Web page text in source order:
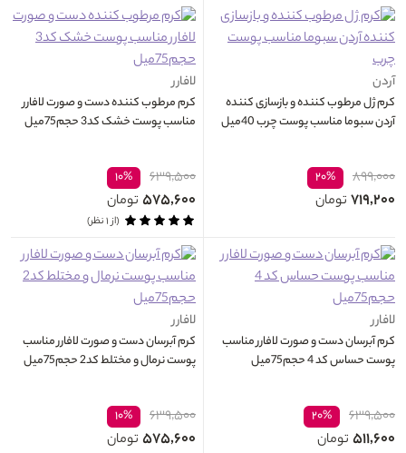
آردن
کرم ژل مرطوب کننده و بازسازی کننده
آردن سبوما مناسب پوست چرب 40میل
۸۹۹,۰۰۰ ۲۰%
۷۱۹,۲۰۰ تومان
لافارر
کرم مرطوب کننده دست و صورت لافارر
مناسب پوست خشک کد3 حجم75میل
۶۳۹,۵۰۰ ۱۰%
۵۷۵,۶۰۰ تومان
(از ۱ نظر)
لافارر
کرم آبرسان دست و صورت لافارر مناسب
پوست حساس کد 4 حجم75میل
۶۳۹,۵۰۰ ۲۰%
۵۱۱,۶۰۰ تومان
لافارر
کرم آبرسان دست و صورت لافارر مناسب
پوست نرمال و مختلط کد2 حجم75میل
۶۳۹,۵۰۰ ۱۰%
۵۷۵,۶۰۰ تومان